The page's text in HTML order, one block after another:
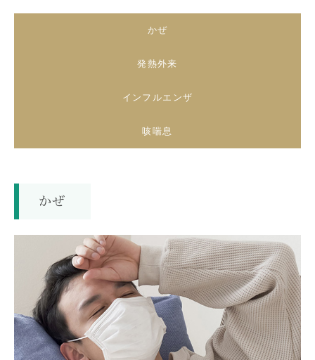
かぜ
発熱外来
インフルエンザ
咳喘息
かぜ